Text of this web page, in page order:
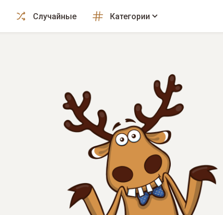
Случайные Категории